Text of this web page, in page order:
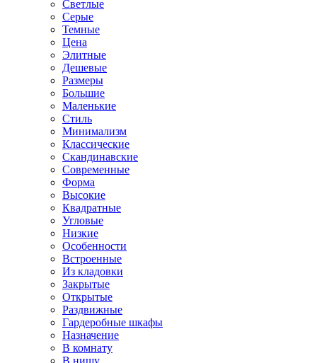
Светлые
Серые
Темные
Цена
Элитные
Дешевые
Размеры
Большие
Маленькие
Стиль
Минимализм
Классические
Скандинавские
Современные
Форма
Высокие
Квадратные
Угловые
Низкие
Особенности
Встроенные
Из кладовки
Закрытые
Открытые
Раздвижные
Гардеробные шкафы
Назначение
В комнату
В нишу